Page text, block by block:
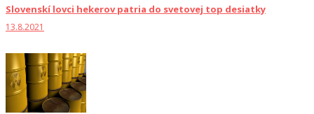
Slovenskí lovci hekerov patria do svetovej top desiatky
13.8.2021